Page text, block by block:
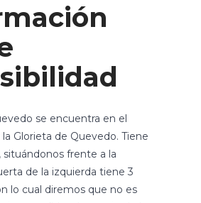
se encuentra en el
Glorieta de Quevedo. Tiene
situándonos frente a la
de la izquierda tiene 3
lo cual diremos que no es